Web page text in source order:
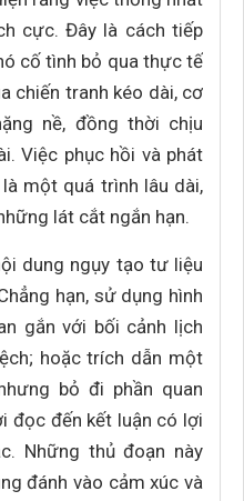
cực. Đây là cách tiếp
cố tình bỏ qua thực tế
chiến tranh kéo dài, cơ
nề, đồng thời chịu
Việc phục hồi và phát
một quá trình lâu dài,
lát cắt ngắn hạn.
dung ngụy tạo tư liệu
hạn, sử dụng hình
gắn với bối cảnh lịch
hoặc trích dẫn một
bỏ đi phần quan
đọc đến kết luận có lợi
Những thủ đoạn này
đánh vào cảm xúc và